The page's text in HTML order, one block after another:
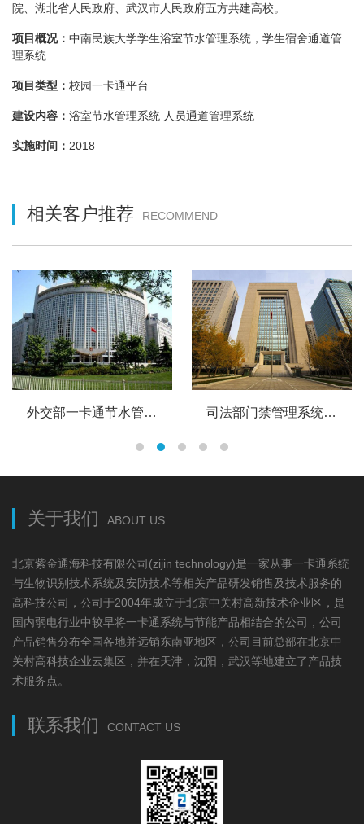
院、湖北省人民政府、武汉市人民政府五方共建高校。
项目概况： 中南民族大学学生浴室节水管理系统，学生宿舍通道管
理系统
项目类型： 校园一卡通平台
建设内容： 浴室节水管理系统 人员通道管理系统
实施时间： 2018
相关客户推荐 RECOMMEND
外交部一卡通节水管理系统 司法部门禁管理系统 员工卡管理系统
关于我们 ABOUT US
北京紫金通海科技有限公司(zijin technology)是一家从事一卡通系统
与生物识别技术系统及安防技术等相关产品研发销售及技术服务的
高科技公司，公司于2004年成立于北京中关村高新技术企业区，是
国内弱电行业中较早将一卡通系统与节能产品相结合的公司，公司
产品销售分布全国各地并远销东南亚地区，公司目前总部在北京中
关村高科技企业云集区，并在天津，沈阳，武汉等地建立了产品技
术服务点。
联系我们 CONTACT US